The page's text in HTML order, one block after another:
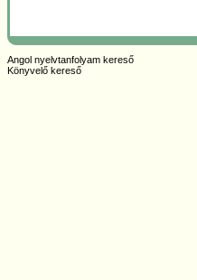
Angol nyelvtanfolyam kereső
Könyvelő kereső